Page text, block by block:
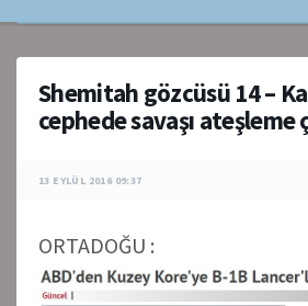
Shemitah gözcüsü 14 –
cephede savaşı
13 EYLÜL 2016 09:37
ORTADOĞU :